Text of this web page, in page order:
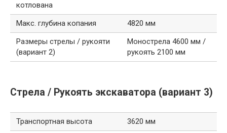
котлована
Макс. глубина копания
4820 мм
Размеры стрелы / рукояти
(вариант 2)
Монострела 4600 мм /
рукоять 2100 мм
Стрела / Рукоять экскаватора (вариант 3)
Транспортная высота
3620 мм